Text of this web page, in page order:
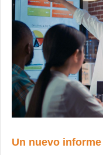
Un nuevo